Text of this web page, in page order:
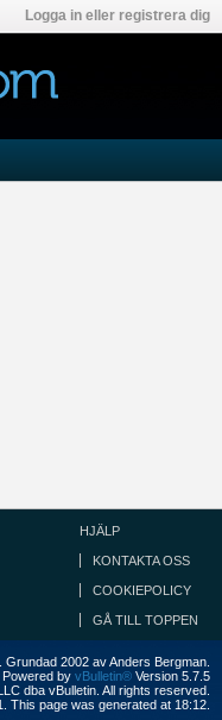
Logga in eller registrera dig
HJÄLP
KONTAKTA OSS
COOKIEPOLICY
GÅ TILL TOPPEN
2002 av Anders Bergman.
Powered by vBulletin® Version 5.7.5
dba vBulletin. All rights reserved.
This page was generated at 18:12.